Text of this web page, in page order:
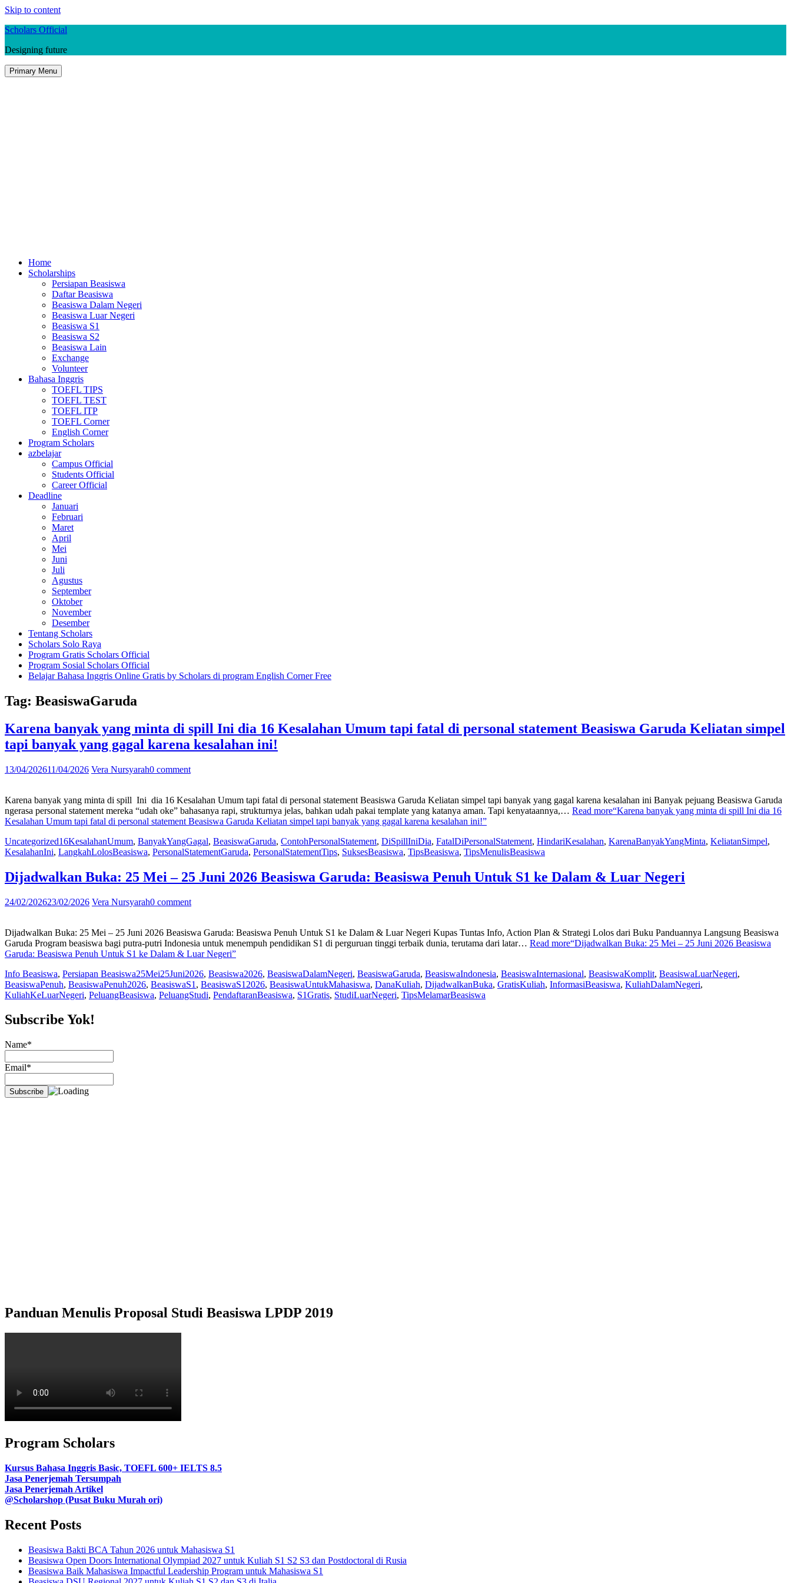
Skip to content
Scholars Official
Designing future
Primary Menu
Home
Scholarships
Persiapan Beasiswa
Daftar Beasiswa
Beasiswa Dalam Negeri
Beasiswa Luar Negeri
Beasiswa S1
Beasiswa S2
Beasiswa Lain
Exchange
Volunteer
Bahasa Inggris
TOEFL TIPS
TOEFL TEST
TOEFL ITP
TOEFL Corner
English Corner
Program Scholars
azbelajar
Campus Official
Students Official
Career Official
Deadline
Januari
Februari
Maret
April
Mei
Juni
Juli
Agustus
September
Oktober
November
Desember
Tentang Scholars
Scholars Solo Raya
Program Gratis Scholars Official
Program Sosial Scholars Official
Belajar Bahasa Inggris Online Gratis by Scholars di program English Corner Free
Tag: BeasiswaGaruda
Karena banyak yang minta di spill Ini dia 16 Kesalahan Umum tapi fatal di personal statement Beasiswa Garuda Keliatan simpel
tapi banyak yang gagal karena kesalahan ini!
13/04/202611/04/2026 Vera Nursyarah0 comment
Karena banyak yang minta di spill Ini dia 16 Kesalahan Umum tapi fatal di personal statement Beasiswa Garuda Keliatan simpel tapi banyak yang gagal karena kesalahan ini Banyak pejuang Beasiswa Garuda
ngerasa personal statement mereka “udah oke” bahasanya rapi, strukturnya jelas, bahkan udah pakai template yang katanya aman. Tapi kenyataannya,… Read more“Karena banyak yang minta di spill Ini dia 16
Kesalahan Umum tapi fatal di personal statement Beasiswa Garuda Keliatan simpel tapi banyak yang gagal karena kesalahan ini!”
Uncategorized16KesalahanUmum, BanyakYangGagal, BeasiswaGaruda, ContohPersonalStatement, DiSpillIniDia, FatalDiPersonalStatement, HindariKesalahan, KarenaBanyakYangMinta, KeliatanSimpel,
KesalahanIni, LangkahLolosBeasiswa, PersonalStatementGaruda, PersonalStatementTips, SuksesBeasiswa, TipsBeasiswa, TipsMenulisBeasiswa
Dijadwalkan Buka: 25 Mei – 25 Juni 2026 Beasiswa Garuda: Beasiswa Penuh Untuk S1 ke Dalam & Luar Negeri
24/02/202623/02/2026 Vera Nursyarah0 comment
Dijadwalkan Buka: 25 Mei – 25 Juni 2026 Beasiswa Garuda: Beasiswa Penuh Untuk S1 ke Dalam & Luar Negeri Kupas Tuntas Info, Action Plan & Strategi Lolos dari Buku Panduannya Langsung Beasiswa
Garuda Program beasiswa bagi putra-putri Indonesia untuk menempuh pendidikan S1 di perguruan tinggi terbaik dunia, terutama dari latar… Read more“Dijadwalkan Buka: 25 Mei – 25 Juni 2026 Beasiswa
Garuda: Beasiswa Penuh Untuk S1 ke Dalam & Luar Negeri”
Info Beasiswa, Persiapan Beasiswa25Mei25Juni2026, Beasiswa2026, BeasiswaDalamNegeri, BeasiswaGaruda, BeasiswaIndonesia, BeasiswaInternasional, BeasiswaKomplit, BeasiswaLuarNegeri,
BeasiswaPenuh, BeasiswaPenuh2026, BeasiswaS1 , BeasiswaS12026, BeasiswaUntukMahasiswa, DanaKuliah, DijadwalkanBuka, GratisKuliah, InformasiBeasiswa, KuliahDalamNegeri,
KuliahKeLuarNegeri, PeluangBeasiswa, PeluangStudi, PendaftaranBeasiswa, S1Gratis, StudiLuarNegeri, TipsMelamarBeasiswa
Subscribe Yok!
Name*
Email*
Panduan Menulis Proposal Studi Beasiswa LPDP 2019
Program Scholars
Kursus Bahasa Inggris Basic, TOEFL 600+ IELTS 8.5
Jasa Penerjemah Tersumpah
Jasa Penerjemah Artikel
@Scholarshop (Pusat Buku Murah ori)
Recent Posts
Beasiswa Bakti BCA Tahun 2026 untuk Mahasiswa S1
Beasiswa Open Doors International Olympiad 2027 untuk Kuliah S1 S2 S3 dan Postdoctoral di Rusia
Beasiswa Baik Mahasiswa Impactful Leadership Program untuk Mahasiswa S1